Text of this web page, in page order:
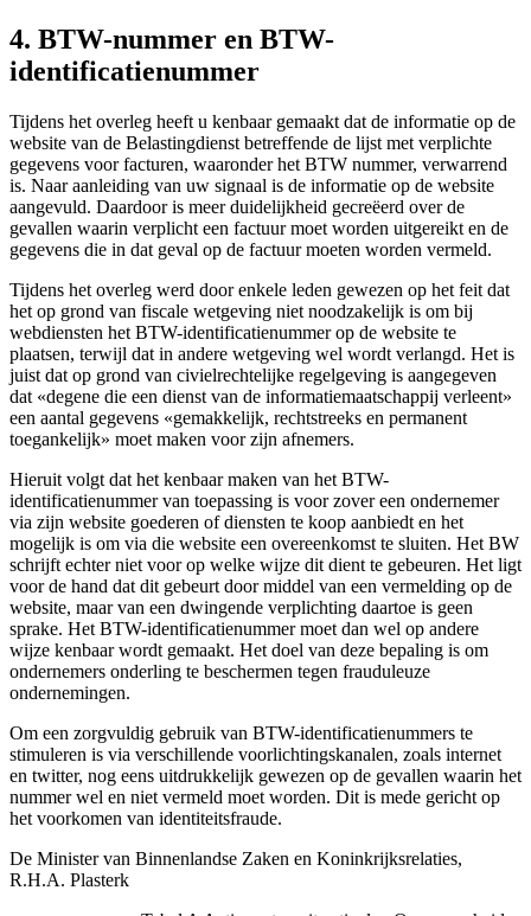
4. BTW-nummer en BTW-
identificatienummer
Tijdens het overleg heeft u kenbaar gemaakt dat de informatie op de
website van de Belastingdienst betreffende de lijst met verplichte
gegevens voor facturen, waaronder het BTW nummer, verwarrend
is. Naar aanleiding van uw signaal is de informatie op de website
aangevuld. Daardoor is meer duidelijkheid gecreëerd over de
gevallen waarin verplicht een factuur moet worden uitgereikt en de
gegevens die in dat geval op de factuur moeten worden vermeld.
Tijdens het overleg werd door enkele leden gewezen op het feit dat
het op grond van fiscale wetgeving niet noodzakelijk is om bij
webdiensten het BTW-identificatienummer op de website te
plaatsen, terwijl dat in andere wetgeving wel wordt verlangd. Het is
juist dat op grond van civielrechtelijke regelgeving is aangegeven
dat «degene die een dienst van de informatiemaatschappij verleent»
een aantal gegevens «gemakkelijk, rechtstreeks en permanent
toegankelijk» moet maken voor zijn afnemers.
Hieruit volgt dat het kenbaar maken van het BTW-
identificatienummer van toepassing is voor zover een ondernemer
via zijn website goederen of diensten te koop aanbiedt en het
mogelijk is om via die website een overeenkomst te sluiten. Het BW
schrijft echter niet voor op welke wijze dit dient te gebeuren. Het ligt
voor de hand dat dit gebeurt door middel van een vermelding op de
website, maar van een dwingende verplichting daartoe is geen
sprake. Het BTW-identificatienummer moet dan wel op andere
wijze kenbaar wordt gemaakt. Het doel van deze bepaling is om
ondernemers onderling te beschermen tegen frauduleuze
ondernemingen.
Om een zorgvuldig gebruik van BTW-identificatienummers te
stimuleren is via verschillende voorlichtingskanalen, zoals internet
en twitter, nog eens uitdrukkelijk gewezen op de gevallen waarin het
nummer wel en niet vermeld moet worden. Dit is mede gericht op
het voorkomen van identiteitsfraude.
De Minister van Binnenlandse Zaken en Koninkrijksrelaties,
R.H.A. Plasterk